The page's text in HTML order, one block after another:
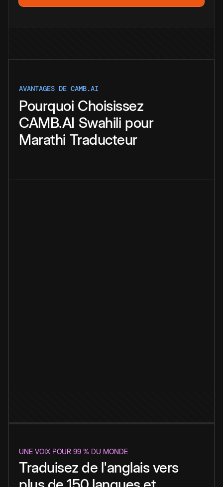
AVANTAGES DE CAMB.AI
Pourquoi Choisissez
CAMB.AI Swahili pour
Marathi Traducteur
UNE VOIX POUR 99 % DU MONDE
Traduisez de l'anglais vers